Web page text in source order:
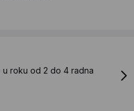
roku od 2 do 4 radna